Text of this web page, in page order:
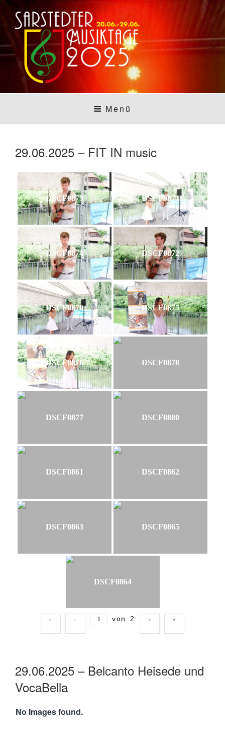
Zum
Inhalt
springen
SARSTEDTER
MUSIKTAGE
Sarstedt macht Musik
Menü
29.06.2025 – FIT IN music
DSCF0873 DSCF0871
DSCF0874 DSCF0872
DSCF0870 DSCF0875
DSCF0876 DSCF0878
DSCF0877 DSCF0880
DSCF0861 DSCF0862
DSCF0863 DSCF0865
DSCF0864
« ‹ von2 › »
29.06.2025 – Belcanto Heisede und
VocaBella
No Images found.